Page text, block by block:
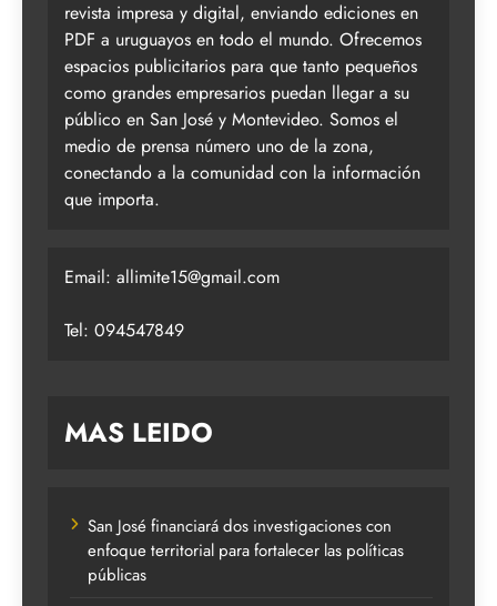
revista impresa y digital, enviando ediciones en
PDF a uruguayos en todo el mundo. Ofrecemos
espacios publicitarios para que tanto pequeños
como grandes empresarios puedan llegar a su
público en San José y Montevideo. Somos el
medio de prensa número uno de la zona,
conectando a la comunidad con la información
que importa.
Email: allimite15@gmail.com
Tel: 094547849
MAS LEIDO
San José financiará dos investigaciones con
enfoque territorial para fortalecer las políticas
públicas